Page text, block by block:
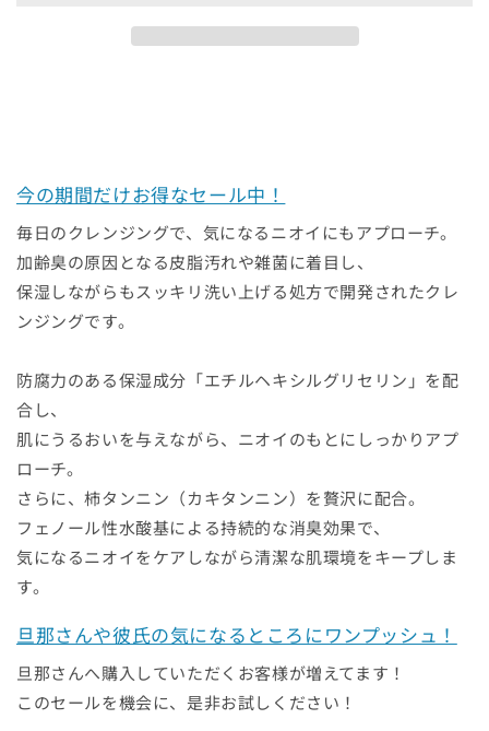
ク
ン
ジ
ン
グ
プ
ー
臭
無
香
料
対
策
耳
裏
ク
ン
ジ
ン
プ
ー
脂
無
香
料
対
策
耳
裏
今の期間だけお得なセール中！
毎日のクレンジングで、気になるニオイにもアプローチ。
加齢臭の原因となる皮脂汚れや雑菌に着目し、
保湿しながらもスッキリ洗い上げる処方で開発されたクレ
ンジングです。
防腐力のある保湿成分「エチルヘキシルグリセリン」を配
合し、
肌にうるおいを与えながら、ニオイのもとにしっかりアプ
ローチ。
さらに、柿タンニン（カキタンニン）を贅沢に配合。
フェノール性水酸基による持続的な消臭効果で、
気になるニオイをケアしながら清潔な肌環境をキープしま
す。
旦那さんや彼氏の気になるところにワンプッシュ！
旦那さんへ購入していただくお客様が増えてます！
このセールを機会に、是非お試しください！